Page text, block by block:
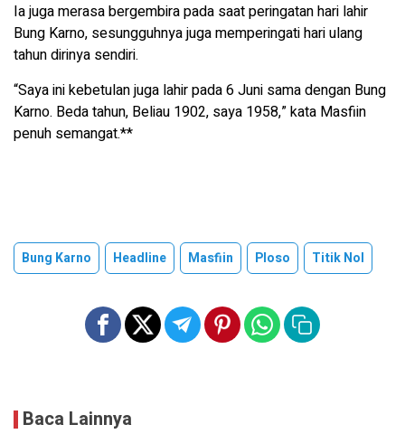
Ia juga merasa bergembira pada saat peringatan hari lahir
Bung Karno, sesungguhnya juga memperingati hari ulang
tahun dirinya sendiri.
“Saya ini kebetulan juga lahir pada 6 Juni sama dengan Bung
Karno. Beda tahun, Beliau 1902, saya 1958,” kata Masfiin
penuh semangat.**
Bung Karno Headline Masfiin Ploso Titik Nol
Baca Lainnya